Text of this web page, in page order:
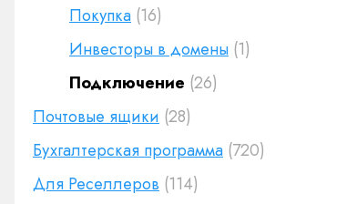
Покупка (16)
Инвесторы в домены (1)
Подключение (26)
Почтовые ящики (28)
Бухгалтерская программа (720)
Для Реселлеров (114)